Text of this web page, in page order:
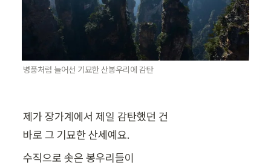
병풍처럼 늘어선 기묘한 산봉우리에 감탄
제가 장가계에서 제일 감탄했던 건
수직으로 솟은 봉우리들이